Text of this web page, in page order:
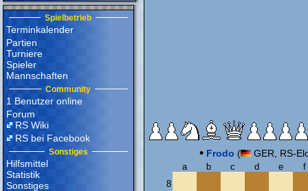
Spielbetrieb
Terminkalender
Partien
Turniere
Spieler
Mannschaften
Community
1 Benutzer online
Forum
RS Wiki
RS bei Facebook
Sonstiges
Hilfsmittel
Statistik
Sonstiges
• Frodo ( GER, RS-
a b c d e
f
8